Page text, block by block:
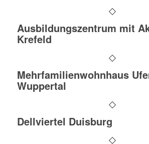
Ausbildungszentrum mit
Krefeld
Mehrfamilienwohnhaus
Wuppertal
Dellviertel Duisburg